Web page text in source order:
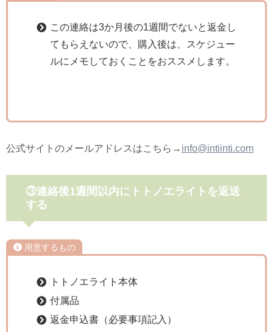
この連絡は3か月後の1週間でないと返金し
てもらえないので、購入後は、スケジュー
ルにメモしておくことをおススメします。
公式サイトのメールアドレスはこちら→ info@intiinti.com
③連絡後1週間以内にトトノエライトを返送
する
用意するもの
トトノエライト本体
付属品
返金申込書（必要事項記入）